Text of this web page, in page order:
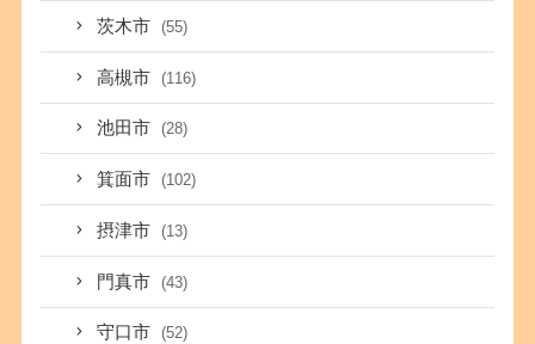
茨木市 (55)
高槻市 (116)
池田市 (28)
箕面市 (102)
摂津市 (13)
門真市 (43)
守口市 (52)